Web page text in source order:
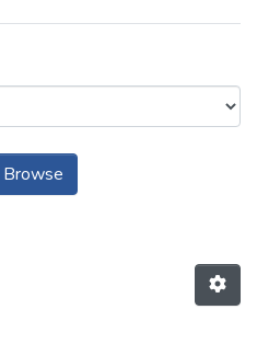
Humanidades y